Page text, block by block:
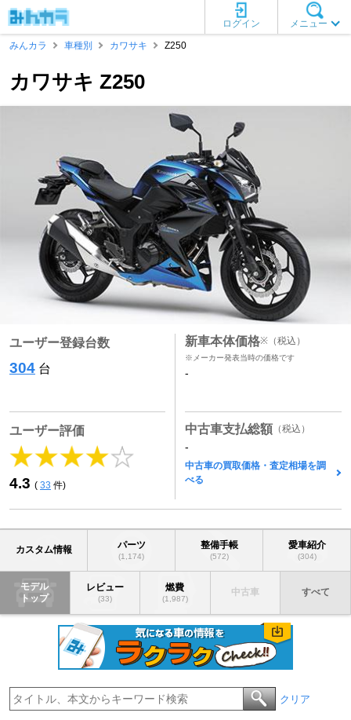
メニュー
ログイン
みんカラ
車種別 カワサキ Z250
カワサキ Z250
ユーザー登録台数
304 台
ユーザー評価
4.3 ( 33 件)
新車本体価格※ （税込）
※メーカー発表当時の価格です
-
中古車支払総額 （税込）
-
中古車の買取価格・査定相場を調
べる
カスタム情報 パーツ
(1,174)
整備手帳
(572)
愛車紹介
(304)
モデル
トップ
レビュー
(33)
燃費
(1,987)
中古車 すべて
クリア